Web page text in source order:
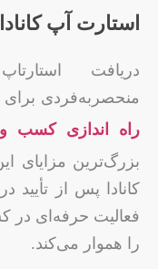
استارت آپ کانادا
دریافت
منحصربه‌فردی برای
راه‌ اندازی کسب‌ و
بزرگ‌ترین مزایای
کانادا پس از
فعالیت حرفه‌ای در
را هموار می‌کند.